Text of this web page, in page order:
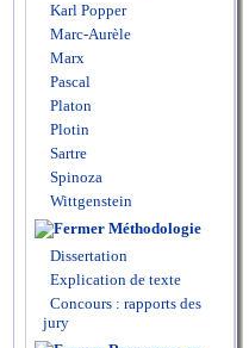
Karl Popper
Marc-Aurèle
Marx
Pascal
Platon
Plotin
Sartre
Spinoza
Wittgenstein
Méthodologie
Dissertation
Explication de texte
Concours : rapports des
jury